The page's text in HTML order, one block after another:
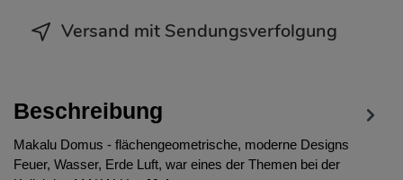
Versand mit Sendungsverfolgung
Beschreibung
Makalu Domus - flächengeometrische, moderne Designs
Feuer, Wasser, Erde Luft, war eines der Themen bei der